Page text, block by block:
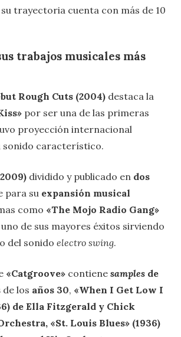
trayectoria cuenta con más de 10
trabajos musicales más
Rough Cuts (2004) destaca la
por ser una de las primeras
proyección internacional
sonido característico.
dividido y publicado en dos
para su expansión musical
como «The Mojo Radio Gang»
uno de sus mayores éxitos sirviendo
del sonido electro swing.
«Catgroove» contiene samples de
de los años 30, «When I Get Low I
de Ella Fitzgerald y Chick
«St. Louis Blues» (1936)